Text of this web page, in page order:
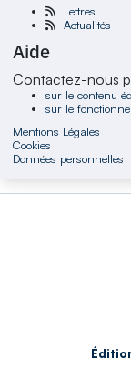
Lettres
Actualités
Aide
Contactez-nous
sur le contenu
sur le
Mentions Légales
Cookies
Données personnelles